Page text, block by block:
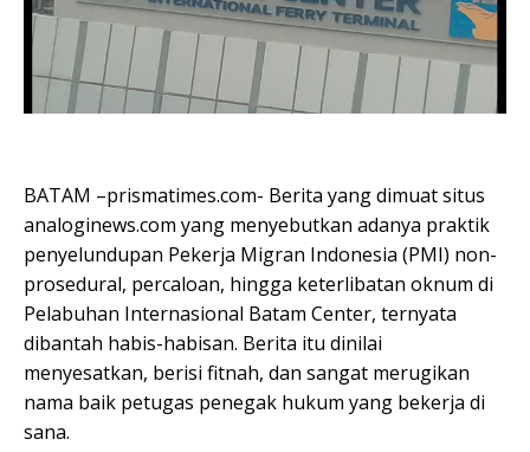
BATAM –prismatimes.com- Berita yang dimuat situs
analoginews.com yang menyebutkan adanya praktik
penyelundupan Pekerja Migran Indonesia (PMI) non-
prosedural, percaloan, hingga keterlibatan oknum di
Pelabuhan Internasional Batam Center, ternyata
dibantah habis-habisan. Berita itu dinilai
menyesatkan, berisi fitnah, dan sangat merugikan
nama baik petugas penegak hukum yang bekerja di
sana.